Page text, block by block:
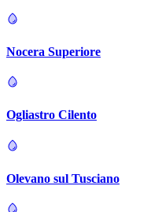
Nocera Superiore
Ogliastro Cilento
Olevano sul Tusciano